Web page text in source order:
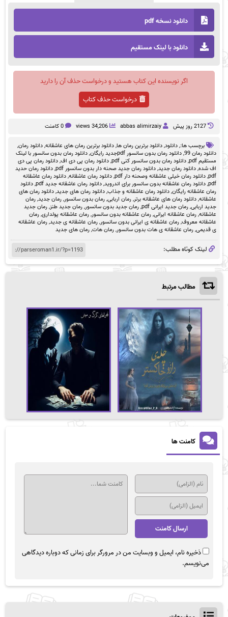
دانلود نسخه pdf
دانلود با لینک مستقیم
اگر نویسنده این کتاب هستید و درخواست حذف آن را دارید
درخواست حذف کتاب
2127 روز پيش abbas alimirzaiy
34,206 views 0 کامنت
برچسب ها:,دانلود,دانلود برترین رمان ها,دانلود برترین رمان های عاشقانه,دانلود رمان,
دانلود رمان 99
,دانلود رمان بدون سانسور pdfجدید رایگان ,دانلود رمان بدون سانسور با لینک
مستقیم pdf
,دانلود رمان بدون سانسور کنی pdf ,دانلود رمان پی دی اف,دانلود رمان پی دی
اف شده,دانلود رمان جدید,دانلود رمان جدید صحنه دار بدون سانسور pdf ,دانلود رمان حدید
pdf
,دانلود رمان خیلی عاشقانه وصحنه دار pdf ,دانلود رمان عاشقانه,دانلود رمان عاشقانه
pdf
,دانلود رمان عاشقانه بدون سانسور برای اندروید,دانلود رمان عاشقانه جدید pdf ,دانلود
رمان عاشقانه رایگان,دانلود رمان عاشقانه و جذاب,دانلود رمان های جدید,دانلود رمان های
عاشقانه,دانلود رمان های عاشقانه برتر,رمان اربابی,رمان بدون سانسور,رمان جدید,رمان
جدید اربابی,رمان جدید ایرانی pdf ,رمان جدید بدون سانسور,رمان جدید طنز,رمان جدید
عاشقانه,رمان عاشقانه ایرانی,رمان عاشقانه بدون سانسور,رمان عاشقانه پولداری,رمان
عاشقانه معروف,رمان عاشقانه ی ایرانی بدون سانسور,رمان عاشقانه ی جدید,رمان عاشقانه
ی قدیمی,رمان عاشقانه ی هات بدون سانسور,رمان هات,رمان های جدید
لینک کوتاه مطلب:
مطالب مرتبط
کامنت ها
ذخیره نام، ایمیل و وبسایت من در مرورگر برای زمانی که دوباره دیدگاهی
می‌نویسم.